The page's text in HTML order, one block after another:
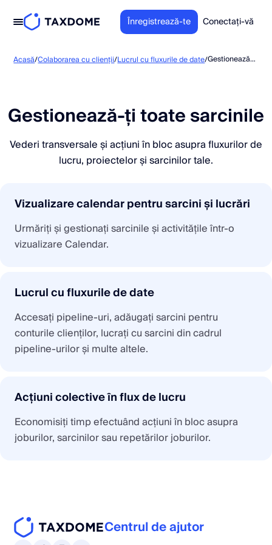
Înregistrează-te Conectați-vă
Acasă/Colaborarea cu clienții/Lucrul cu fluxurile de date/ Gestionează-ți toate sarcinile
Gestionează-ți toate sarcinile
Vederi transversale și acțiuni în bloc asupra fluxurilor de
lucru, proiectelor și sarcinilor tale.
Vizualizare calendar pentru sarcini și lucrări
Urmăriți și gestionați sarcinile și activitățile într-o
vizualizare Calendar.
Lucrul cu fluxurile de date
Accesați pipeline-uri, adăugați sarcini pentru
conturile clienților, lucrați cu sarcini din cadrul
pipeline-urilor și multe altele.
Acțiuni colective în flux de lucru
Economisiți timp efectuând acțiuni în bloc asupra
joburilor, sarcinilor sau repetărilor joburilor.
Centrul de ajutor